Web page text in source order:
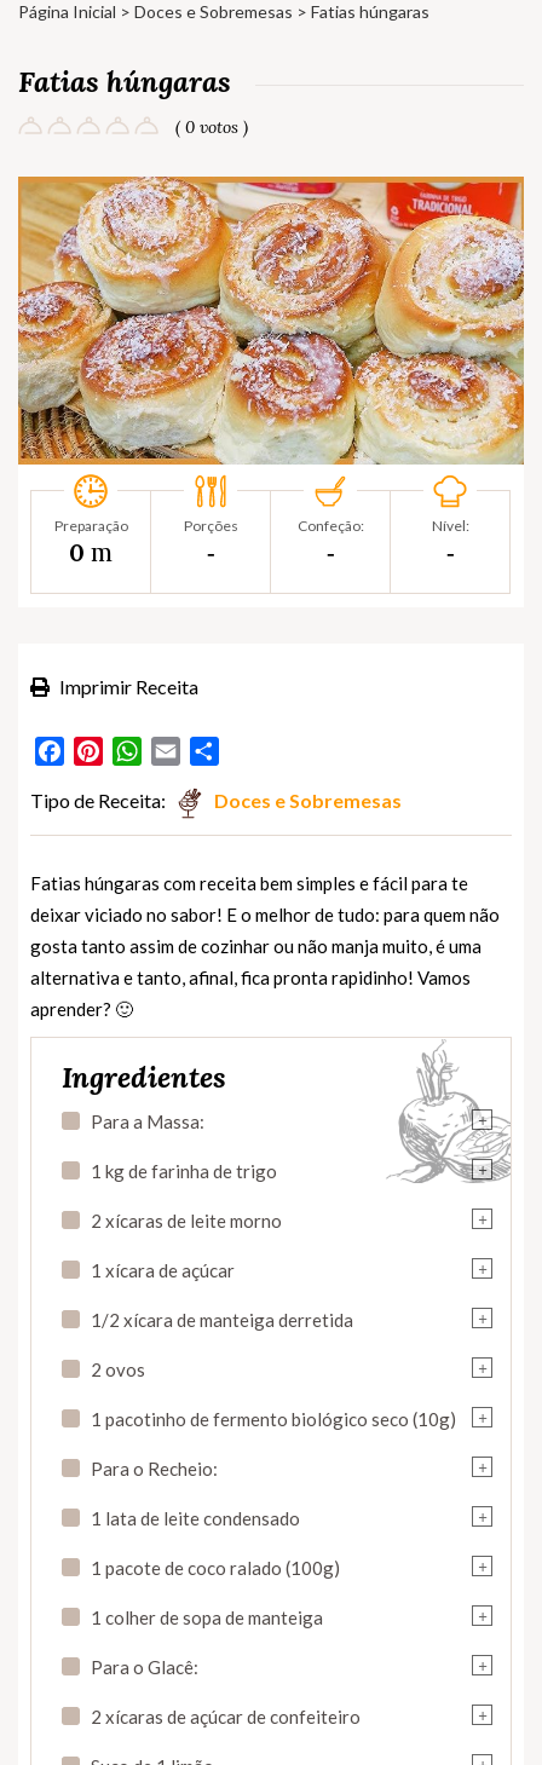
Página Inicial > Doces e Sobremesas > Fatias húngaras
Fatias húngaras
( 0 votos )
Preparação
0 m
Porções
‐
Confeção:
‐
Nível:
‐
Imprimir Receita
FacebookPinterestWhatsApp
Email
Tipo de Receita: Doces e Sobremesas
Fatias húngaras com receita bem simples e fácil para te
deixar viciado no sabor! E o melhor de tudo: para quem não
gosta tanto assim de cozinhar ou não manja muito, é uma
alternativa e tanto, afinal, fica pronta rapidinho! Vamos
aprender? 🙂
Ingredientes
+
Para a Massa:
+
1 kg de farinha de trigo
+
2 xícaras de leite morno
+
1 xícara de açúcar
+
1/2 xícara de manteiga derretida
+
2 ovos
+
1 pacotinho de fermento biológico seco (10g)
+
Para o Recheio:
+
1 lata de leite condensado
+
1 pacote de coco ralado (100g)
+
1 colher de sopa de manteiga
+
Para o Glacê:
+
2 xícaras de açúcar de confeiteiro